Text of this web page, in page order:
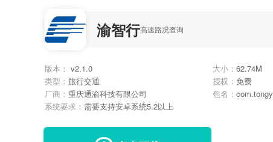
渝智行高速路况查询
版本： v2.1.0 大小： 62.74M
类型： 旅行交通 授权： 免费
厂商： 重庆通渝科技有限公司 包名：
系统要求： 需要支持安卓系统5.2以上